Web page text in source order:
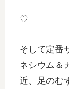
♡
そして定番
ネシウム＆
近、足のむ